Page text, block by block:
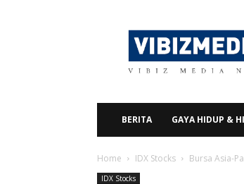
Vibizmedia.com
BERITA GAYA HIDUP &
Home IDX Stocks Bursa Asia-
IDX Stocks